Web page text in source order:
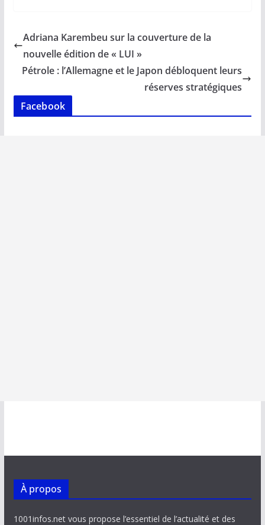
b
o
o
k
l s
A
p
e
dI
n
y
n
k
g
Adriana Karembeu sur la couverture de la
nouvelle édition de « LUI »
Pétrole : l’Allemagne et le Japon débloquent leurs
réserves stratégiques
Facebook
À propos
1001infos.net vous propose l’essentiel de l’actualité et des